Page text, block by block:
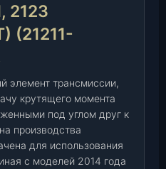
2123
(21211-
элемент трансмиссии,
крутящего момента
под углом друг к
производства
для использования
с моделей 2014 года